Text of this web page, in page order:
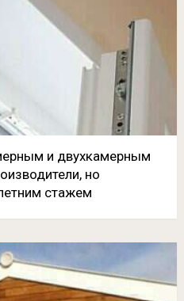
и двухкамерным
но
стажем